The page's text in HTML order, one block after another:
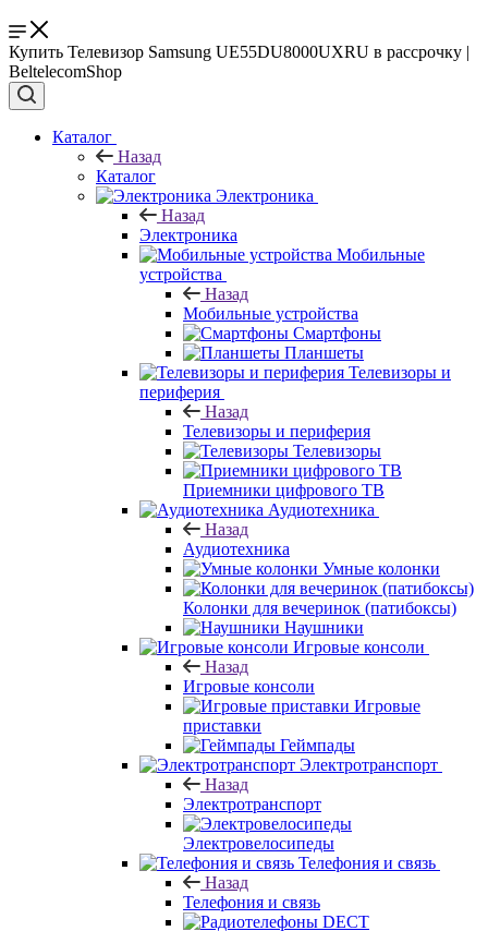
Купить Телевизор Samsung UE55DU8000UXRU в рассрочку |
BeltelecomShop
Каталог
Назад
Каталог
Электроника
Назад
Электроника
Мобильные
устройства
Назад
Мобильные устройства
Смартфоны
Планшеты
Телевизоры и
периферия
Назад
Телевизоры и периферия
Телевизоры
Приемники цифрового ТВ
Аудиотехника
Назад
Аудиотехника
Умные колонки
Колонки для вечеринок (патибоксы)
Наушники
Игровые консоли
Назад
Игровые консоли
Игровые
приставки
Геймпады
Электротранспорт
Назад
Электротранспорт
Электровелосипеды
Телефония и связь
Назад
Телефония и связь